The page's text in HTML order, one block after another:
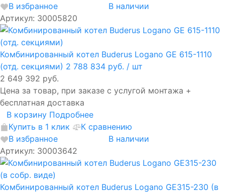
В избранное
В наличии
Артикул: 30005820
Комбинированный котел Buderus Logano GE 615-1110
(отд. секциями) 2 788 834 руб. / шт
2 649 392 руб.
Цена за товар, при заказе с услугой монтажа +
бесплатная доставка
В корзину Подробнее
Купить в 1 клик
К сравнению
В избранное
В наличии
Артикул: 30003642
Комбинированный котел Buderus Logano GE315-230 (в